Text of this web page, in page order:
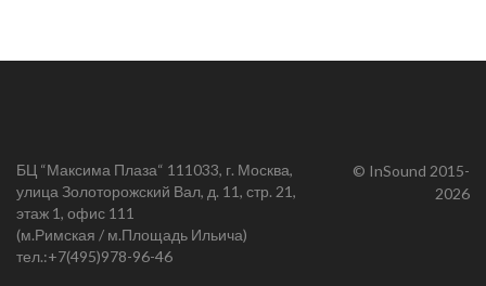
БЦ “Максима Плаза“ 111033, г. Москва,
улица Золоторожский Вал, д. 11, стр. 21,
этаж 1, офис 111
(м.Римская / м.Площадь Ильича)
тел.:+7(495)978-96-46
© InSound 2015-
2026